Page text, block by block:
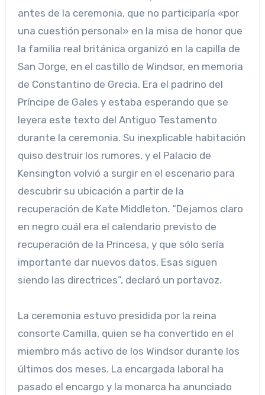
antes de la ceremonia, que no participaría «por
una cuestión personal» en la misa de honor que
la familia real británica organizó en la capilla de
San Jorge, en el castillo de Windsor, en memoria
de Constantino de Grecia. Era el padrino del
Príncipe de Gales y estaba esperando que se
leyera este texto del Antiguo Testamento
durante la ceremonia. Su inexplicable habitación
quiso destruir los rumores, y el Palacio de
Kensington volvió a surgir en el escenario para
descubrir su ubicación a partir de la
recuperación de Kate Middleton. “Dejamos claro
en negro cuál era el calendario previsto de
recuperación de la Princesa, y que sólo sería
importante dar nuevos datos. Esas siguen
siendo las directrices”, declaró un portavoz.
La ceremonia estuvo presidida por la reina
consorte Camilla, quien se ha convertido en el
miembro más activo de los Windsor durante los
últimos dos meses. La encargada laboral ha
pasado el encargo y la monarca ha anunciado